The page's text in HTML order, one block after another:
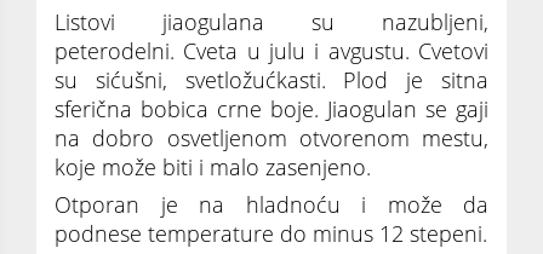
Listovi jiaogulana su nazubljeni,
peterodelni. Cveta u julu i avgustu. Cvetovi
su sićušni, svetložućkasti. Plod je sitna
sferična bobica crne boje. Jiaogulan se gaji
na dobro osvetljenom otvorenom mestu,
koje može biti i malo zasenjeno.
Otporan je na hladnoću i može da
podnese temperature do minus 12 stepeni.